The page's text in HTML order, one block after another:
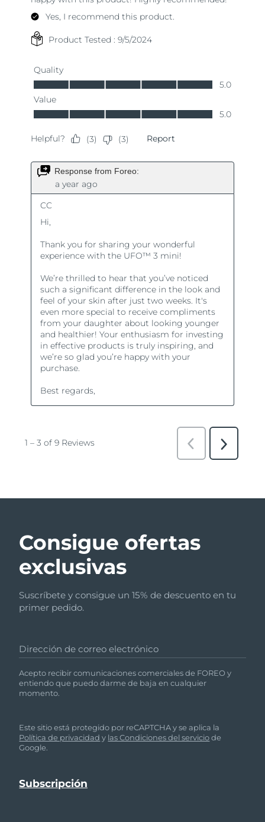
Consigue ofertas
exclusivas
Suscríbete y consigue un 15% de descuento en tu
primer pedido.
Dirección de correo electrónico
Acepto recibir comunicaciones comerciales de FOREO y
entiendo que puedo darme de baja en cualquier
momento.
Este sitio está protegido por reCAPTCHA y se aplica la
Política de privacidad y las Condiciones del serviciode
Google.